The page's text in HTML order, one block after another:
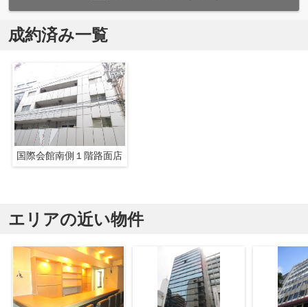
成約済み一覧
国際会館南側１階路面店
エリアの近い物件